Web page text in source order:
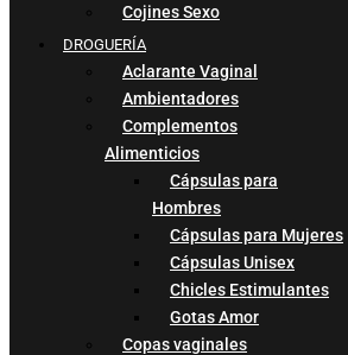
Cojines Sexo
DROGUERÍA
Aclarante Vaginal
Ambientadores
Complementos
Alimenticios
Cápsulas para
Hombres
Cápsulas para Mujeres
Cápsulas Unisex
Chicles Estimulantes
Gotas Amor
Copas vaginales